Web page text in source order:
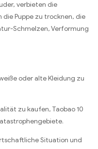
verbieten die
die Puppe zu trocknen, die
Schmelzen, Verformung
oder alte Kleidung zu
zu kaufen, Taobao 10
Situation und